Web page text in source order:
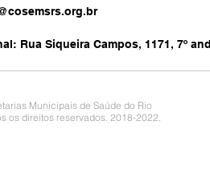
Rua Siqueira Campos, 1171, 7º
Municipais de Saúde do Rio
os direitos reservados. 2018-2022.